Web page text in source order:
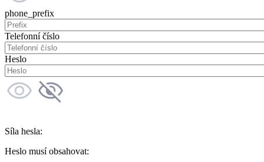
phone_prefix
Telefonní číslo
Heslo
Síla hesla:
Heslo musí obsahovat: